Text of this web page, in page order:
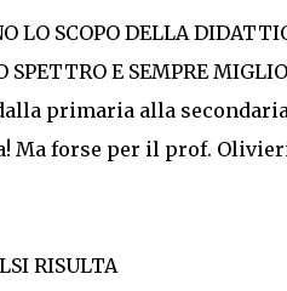
LO SCOPO DELLA
SPETTRO E SEMPRE
primaria alla
Ma forse per il prof.
RISULTA